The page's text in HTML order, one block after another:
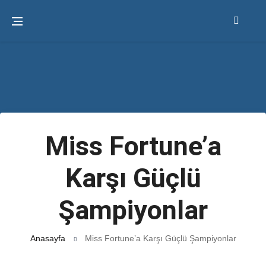
Miss Fortune’a
Karşı Güçlü
Şampiyonlar
Anasayfa Miss Fortune’a Karşı Güçlü Şampiyonlar